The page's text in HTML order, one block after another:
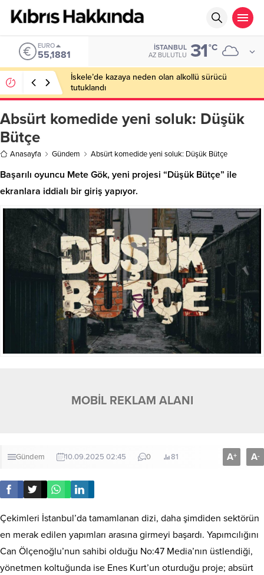
EURO
55,1881
İSTANBUL
AZ BULUTLU 31°C
İskele’de kazaya neden olan alkollü sürücü
tutuklandı
Absürt komedide yeni soluk: Düşük
Bütçe
Anasayfa Gündem Absürt komedide yeni soluk: Düşük Bütçe
Başarılı oyuncu Mete Gök, yeni projesi “Düşük Bütçe” ile
ekranlara iddialı bir giriş yapıyor.
MOBİL REKLAM ALANI
Gündem 10.09.2025 02:45 0 81 A+ A-
Çekimleri İstanbul’da tamamlanan dizi, daha şimdiden sektörün
en merak edilen yapımları arasına girmeyi başardı. Yapımcılığını
Can Ölçenoğlu’nun sahibi olduğu No:47 Media’nın üstlendiği,
yönetmen koltuğunda ise Enes Kurt’un oturduğu proje; absürt